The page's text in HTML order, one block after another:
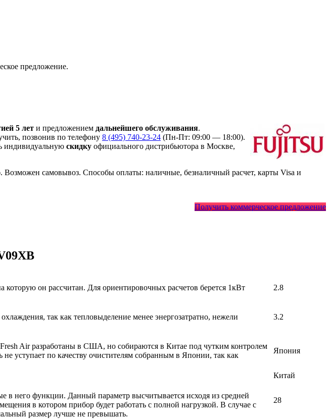
предложение.
5 лет и предложением дальнейшего обслуживания.
позвонив по телефону 8 (495) 740-23-24 (Пн-Пт: 09:00 — 18:00).
индивидуальную скидку официального дистрибьютора в Москве,
самовывоз. Способы оплаты: наличные, безналичный расчет, карты Visa и
Получить коммерческое предложение
он рассчитан. Для ориентировочных расчетов берется 1кВт
2.8
так как тепловыделение менее энергозатратно, нежели
3.2
Air разработаны в США, но собираются в Китае под чутким контролем
уступает по качеству очистителям собранным в Японии, так как
Япония
Китай
него функции. Данный параметр высчитывается исходя из средней
в котором прибор будет работать с полной нагрузкой. В случае с
размер лучше не превышать.
28